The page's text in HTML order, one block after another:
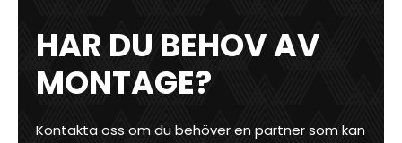
HAR DU BEHOV AV
MONTAGE?
Kontakta oss om du behöver en partner som kan